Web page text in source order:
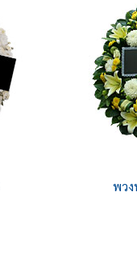
พวง